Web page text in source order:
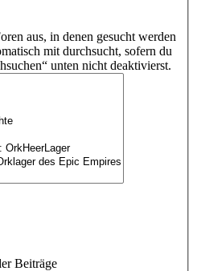
aus, in denen gesucht werden
mit durchsucht, sofern du
unten nicht deaktivierst.
Beiträge